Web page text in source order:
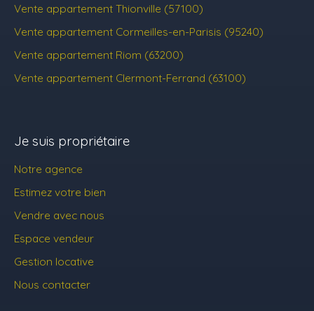
Vente appartement Thionville (57100)
Vente appartement Cormeilles-en-Parisis (95240)
Vente appartement Riom (63200)
Vente appartement Clermont-Ferrand (63100)
Je suis propriétaire
Notre agence
Estimez votre bien
Vendre avec nous
Espace vendeur
Gestion locative
Nous contacter